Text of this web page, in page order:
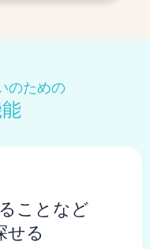
のための
ことなど
せる